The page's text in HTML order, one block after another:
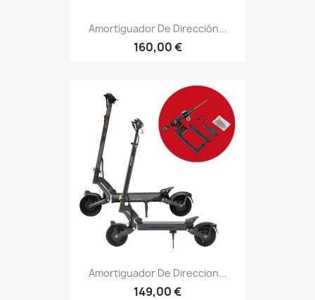
Amortiguador De Dirección...
160,00 €
Amortiguador De Direccion...
149,00 €